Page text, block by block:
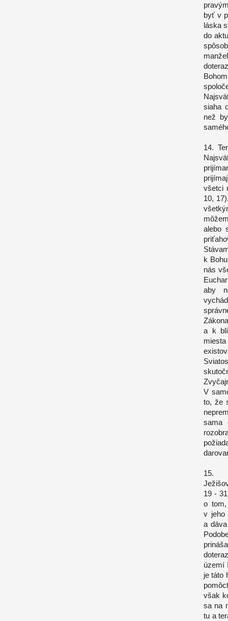
byť v
láska
do
siaha
než
14.
všetci
10,
alebo
k
nás
aby
a k
V
to, že
sama
15.
19 -
o
v jeho
a
území
je táto
však
sa na
tu a